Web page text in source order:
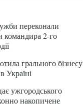
переконали
командира 2-го
грального бізнесу
Україні
ужгородського
накопичене